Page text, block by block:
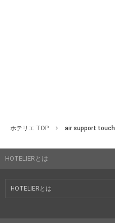
ホテリエ TOP air support touch
HOTELIERとは
HOTELIERとは